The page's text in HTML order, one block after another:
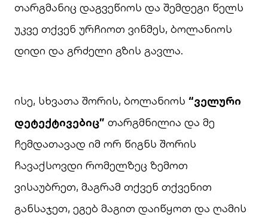
თარგმანიც დაგვეწიოს და შემდეგი წელს
უკვე თქვენ ურჩიოთ ვინმეს, ბოლანიოს
დიდი და გრძელი გზის გავლა.
ისე, სხვათა შორის, ბოლანიოს “ველური
დეტექტივებიც” თარგმნილია და მე
ჩემდათავად იმ ორ წიგნს შორის
ჩავაქსოვდი რომელზეც ზემოთ
ვისაუბრეთ, მაგრამ თქვენ თქვენით
განსაჯეთ, ეგებ მაგით დაიწყოთ და ღამის